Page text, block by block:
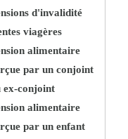
d'invalidité
viagères
alimentaire
par un conjoint
ex-conjoint
alimentaire
par un enfant